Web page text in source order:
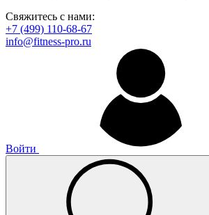
Свяжитесь с нами:
+7 (499) 110-68-67
info@fitness-pro.ru
Войти